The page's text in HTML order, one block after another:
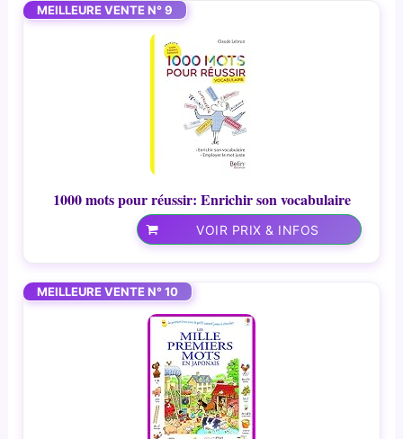
MEILLEURE VENTE N° 9
1000 mots pour réussir: Enrichir son vocabulaire
VOIR PRIX & INFOS
MEILLEURE VENTE N° 10